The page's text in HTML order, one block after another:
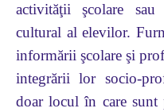
activităţii şcolare
cultural al elevilor.
informării şcolare şi
integrării lor socio-
doar locul în care sunt